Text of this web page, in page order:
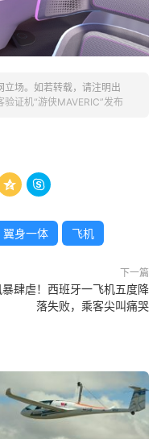
场。如若转载，请注明出
证机“游侠MAVERIC”发布
 
翼身一体 飞机
下一篇
暴肆虐！西班牙一飞机五度降
落失败，乘客尖叫痛哭